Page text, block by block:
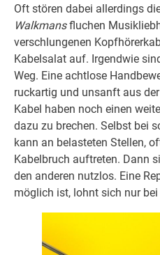
Oft stören dabei allerdings
Walkmansfluchen
verschlungenen
Kabelsalat auf. Irgendwie
Weg. Eine achtlose
ruckartig und unsanft aus
Kabel haben noch einen
dazu zu brechen. Selbst bei
kann an belasteten Stellen,
Kabelbruch auftreten. Dann
den anderen nutzlos. Eine
möglich ist, lohnt sich nur bei